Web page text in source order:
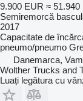
9.900 EUR ≈ 51.940
Semiremorcă
2017
Capacitate de
pneumo/pneumo
Danemarca,
Wolther Trucks and
Luați legătura cu